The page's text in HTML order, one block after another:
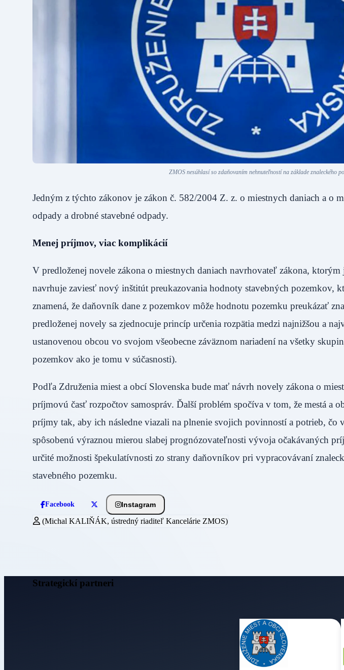
ZMOS nesúhlasí so zdaňovaním nehnuteľností na základe znaleckého
Jedným z týchto zákonov je zákon č. 582/2004 Z. z. o miestnych daniach a o
odpady a drobné stavebné odpady.
Menej príjmov, viac komplikácií
V predloženej novele zákona o miestnych daniach navrhovateľ zákona,
navrhuje zaviesť nový inštitút preukazovania hodnoty stavebných pozemkov,
znamená, že daňovník dane z pozemkov môže hodnotu pozemku preukázať
predloženej novely sa zjednocuje princíp určenia rozpätia medzi najnižšou a
ustanovenou obcou vo svojom všeobecne záväznom nariadení na všetky
pozemkov ako je tomu v súčasnosti).
Podľa Združenia miest a obcí Slovenska bude mať návrh novely zákona o
príjmovú časť rozpočtov samospráv. Ďalší problém spočíva v tom, že mestá a
príjmy tak, aby ich následne viazali na plnenie svojich povinností a potrieb, čo
spôsobenú výraznou mierou slabej prognózovateľnosti vývoja očakávaných
určité možnosti špekulatívnosti zo strany daňovníkov pri vypracovávaní
stavebného pozemku.
Facebook Instagram
(Michal KALIŇÁK, ústredný riaditeľ Kancelárie ZMOS)
Strategickí partneri